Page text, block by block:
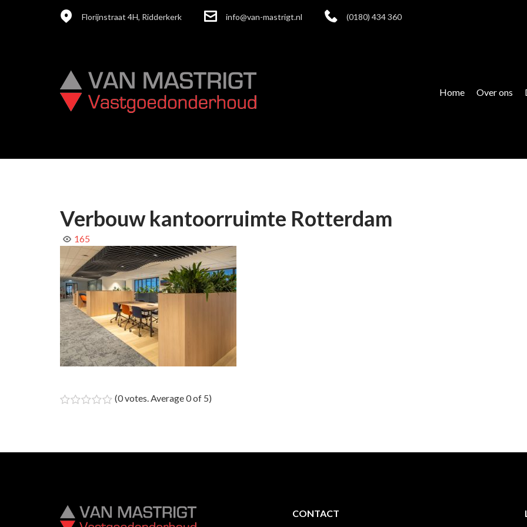
Florijnstraat 4H, Ridderkerk info@van-mastrigt.nl (0180) 434 360
Home Over ons
Verbouw kantoorruimte Rotterdam
165
(0 votes. Average0of 5)
CONTACT